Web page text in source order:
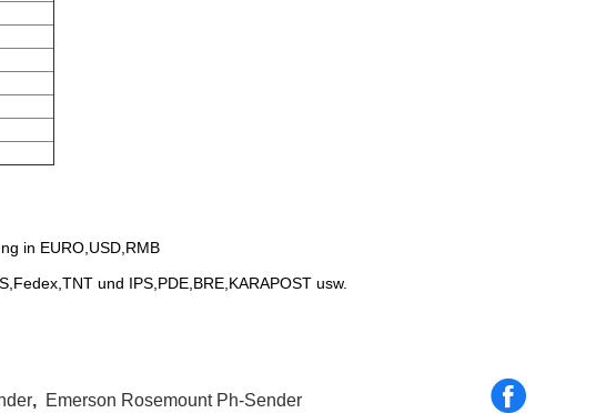
in EURO,USD,RMB
und IPS,PDE,BRE,KARAPOST usw.
, Emerson Rosemount Ph-Sender